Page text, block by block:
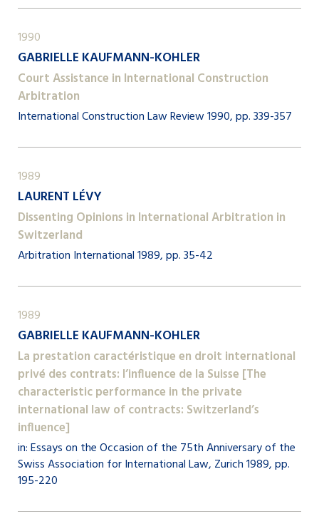
1990
GABRIELLE KAUFMANN-KOHLER
Court Assistance in International Construction
Arbitration
International Construction Law Review 1990, pp. 339-357
1989
LAURENT LÉVY
Dissenting Opinions in International Arbitration in
Switzerland
Arbitration International 1989, pp. 35-42
1989
GABRIELLE KAUFMANN-KOHLER
La prestation caractéristique en droit international
privé des contrats: l’influence de la Suisse [The
characteristic performance in the private
international law of contracts: Switzerland’s
influence]
in: Essays on the Occasion of the 75th Anniversary of the
Swiss Association for International Law, Zurich 1989, pp.
195-220